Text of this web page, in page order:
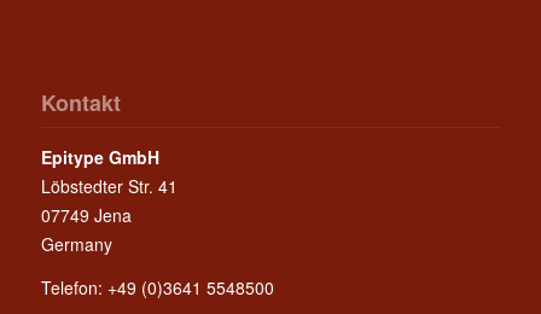
Kontakt
Epitype GmbH
Löbstedter Str. 41
07749 Jena
Germany
Telefon: +49 (0)3641 5548500